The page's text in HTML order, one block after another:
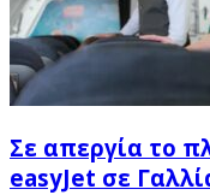
Σε απεργία το
easyJet σε